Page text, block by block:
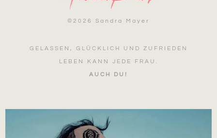
© 2026 Sandra Mayer
GELASSEN, GLÜCKLICH UND ZUFRIEDEN
LEBEN KANN JEDE FRAU.
AUCH DU!